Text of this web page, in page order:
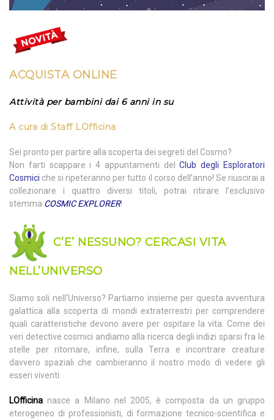
ACQUISTA ONLINE
Attività per bambini dai 6 anni in su
A cura di Staff LOfficina
Sei pronto per partire alla scoperta dei segreti del Cosmo?
Non farti scappare i 4 appuntamenti delClub degli Esploratori
Cosmici che si ripeteranno per tutto il corso dell’anno! Se riuscirai a
collezionare i quattro diversi titoli, potrai ritirare l’esclusivo
stemma COSMIC EXPLORER!
C’E’ NESSUNO? CERCASI VITA
NELL’UNIVERSO
Siamo soli nell’Universo? Partiamo insieme per questa avventura
galattica alla scoperta di mondi extraterrestri per comprendere
quali caratteristiche devono avere per ospitare la vita. Come dei
veri detective cosmici andiamo alla ricerca degli indizi sparsi fra le
stelle per ritornare, infine, sulla Terra e incontrare creature
davvero spaziali che cambieranno il nostro modo di vedere gli
esseri viventi.
LOfficina nasce a Milano nel 2005, è composta da un gruppo
eterogeneo di professionisti, di formazione tecnico-scientifica e